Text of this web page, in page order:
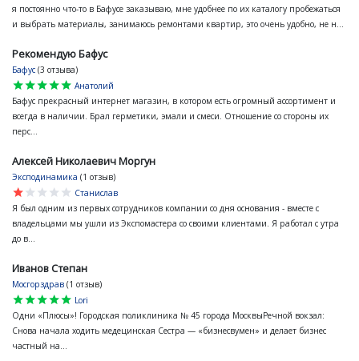
я постоянно что-то в Бафусе заказываю, мне удобнее по их каталогу пробежаться
и выбрать материалы, занимаюсь ремонтами квартир, это очень удобно, не н...
Рекомендую Бафус
Бафус (3 отзыва)
star
star
star
star
star
Анатолий
Бафус прекрасный интернет магазин, в котором есть огромный ассортимент и
всегда в наличии. Брал герметики, эмали и смеси. Отношение со стороны их
перс...
Алексей Николаевич Моргун
Эксподинамика (1 отзыв)
star
star
star
star
star
Станислав
Я был одним из первых сотрудников компании со дня основания - вместе с
владельцами мы ушли из Экспомастера со своими клиентами. Я работал с утра
до в...
Иванов Степан
Мосгорздрав (1 отзыв)
star
star
star
star
star
Lori
Одни «Плюсы»! Городская поликлиника № 45 города МосквыРечной вокзал:
Снова начала ходить медецинская Сестра — «бизнесвумен» и делает бизнес
частный на...